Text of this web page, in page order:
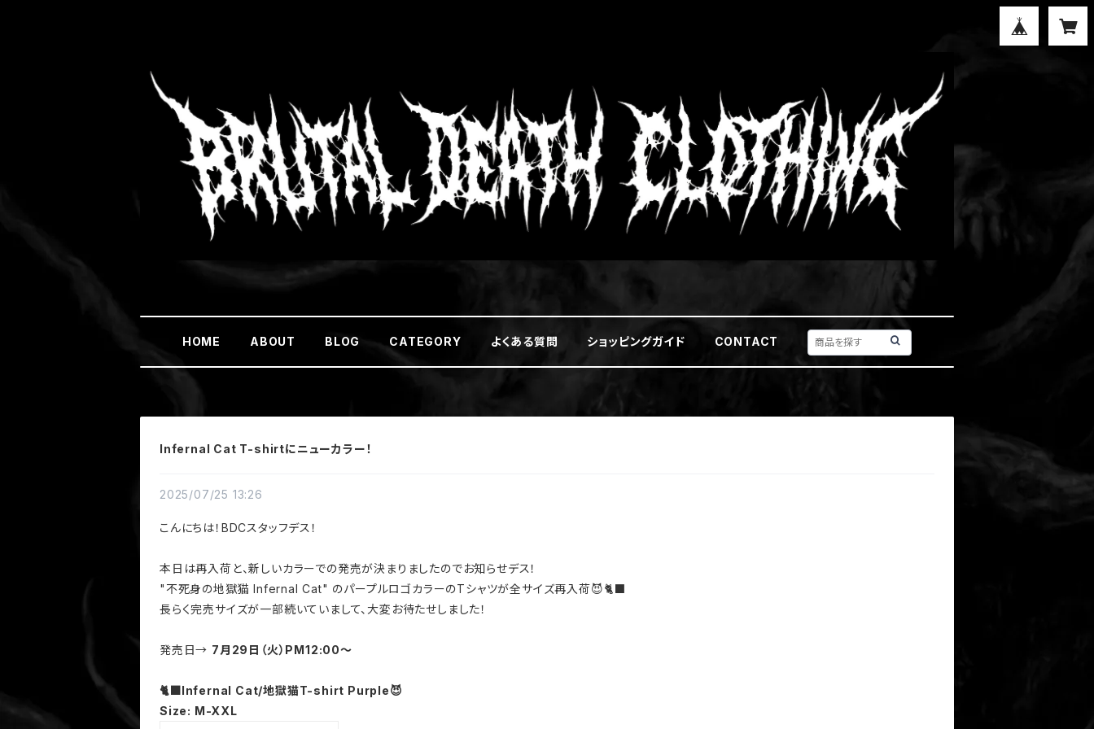
HOME ABOUT BLOG CATEGORY よくある質問 ショッピングガイド CONTACT
Infernal Cat T-shirtにニューカラー！
2025/07/25 13:26
こんにちは！BDCスタッフデス！
本日は再入荷と、新しいカラーでの発売が決まりましたのでお知らせデス！
"不死身の地獄猫 Infernal Cat" のパープルロゴカラーのTシャツが全サイズ再入荷😈🐈‍⬛
長らく完売サイズが一部続いていまして、大変お待たせしました！
発売日→ 7月29日（火）PM12:00～
🐈‍⬛Infernal Cat/地獄猫T-shirt Purple😈
Size: M-XXL